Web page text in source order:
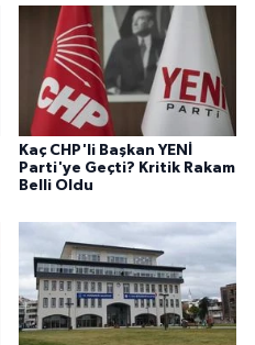
Kaç CHP'li Başkan YENİ
Parti'ye Geçti? Kritik Rakam
Belli Oldu